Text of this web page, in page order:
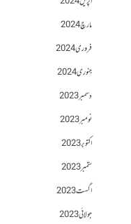
مارچ 2024
فروری 2024
جنوری 2024
دسمبر 2023
نومبر 2023
اکتوبر 2023
ستمبر 2023
اگست 2023
جولائی 2023